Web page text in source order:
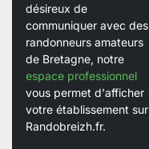
désireux de
communiquer avec des
randonneurs amateurs
de Bretagne, notre
espace professionnel
vous permet d'afficher
votre établissement sur
Randobreizh.fr.